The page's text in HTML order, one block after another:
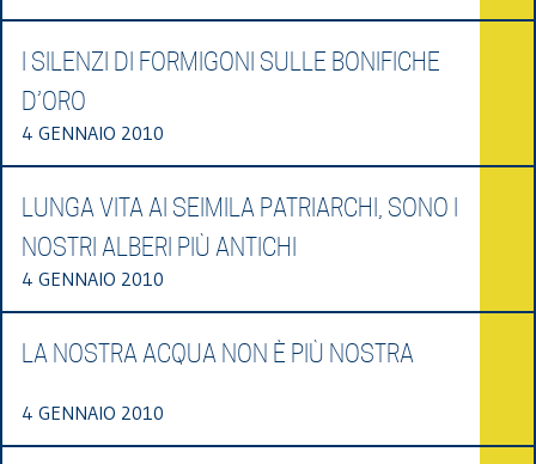
I SILENZI DI FORMIGONI SULLE BONIFICHE
D’ORO
4 GENNAIO 2010
LUNGA VITA AI SEIMILA PATRIARCHI, SONO I
NOSTRI ALBERI PIÙ ANTICHI
4 GENNAIO 2010
LA NOSTRA ACQUA NON È PIÙ NOSTRA
4 GENNAIO 2010